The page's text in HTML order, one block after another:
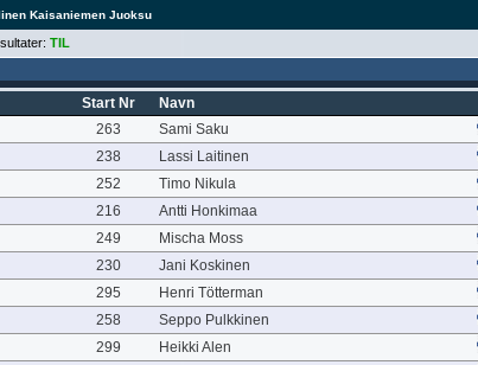
Kaisaniemen Juoksu
TIL
Start Nr Navn
263 Sami Saku
238 Lassi Laitinen
252 Timo Nikula
216 Antti Honkimaa
249 Mischa Moss
230 Jani Koskinen
295 Henri Tötterman
258 Seppo Pulkkinen
299 Heikki Alen